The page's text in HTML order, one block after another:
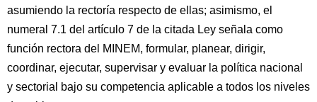
asumiendo la rectoría respecto de ellas; asimismo, el
numeral 7.1 del artículo 7 de la citada Ley señala como
función rectora del MINEM, formular, planear, dirigir,
coordinar, ejecutar, supervisar y evaluar la política nacional
y sectorial bajo su competencia aplicable a todos los niveles